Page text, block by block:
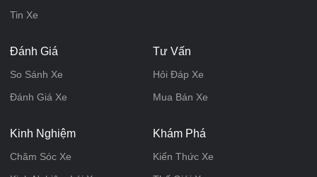
Tin Xe
Đánh Giá
So Sánh Xe
Đánh Giá Xe
Tư Vấn
Hỏi Đáp Xe
Mua Bán Xe
Kinh Nghiệm
Chăm Sóc Xe
Khám Phá
Kiến Thức Xe